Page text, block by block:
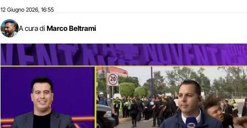
12 Giugno 2026 16:55
A cura di Marco Beltrami